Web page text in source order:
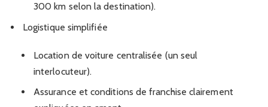
300 km selon la destination).
Logistique simplifiée
Location de voiture centralisée (un seul
interlocuteur).
Assurance et conditions de franchise clairement